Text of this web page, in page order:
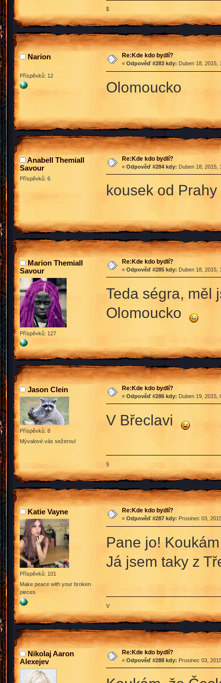
$
Narion
Příspěvků: 12
Re:Kde kdo bydlí?
« Odpověď #283 kdy: Duben 18, 2015,
Olomoucko
Anabell Themiall
Savour
Příspěvků: 6
Re:Kde kdo bydlí?
« Odpověď #284 kdy: Duben 18, 2015,
kousek od Prahy
Marion Themiall
Savour
Příspěvků: 127
Re:Kde kdo bydlí?
« Odpověď #285 kdy: Duben 18, 2015,
Teda ségra,
Olomoucko
Jason Clein
Příspěvků: 8
Mývalové vás sežerou!
Re:Kde kdo bydlí?
« Odpověď #286 kdy: Duben 19, 2015,
V Břeclavi
§
Katie Vayne
Příspěvků: 101
Make peace with your broken
pieces.
Re:Kde kdo bydlí?
« Odpověď #287 kdy: Prosinec 03,
Pane jo!
Já jsem taky z
V
Nikolaj Aaron
Alexejev
Re:Kde kdo bydlí?
« Odpověď #288 kdy: Prosinec 03,